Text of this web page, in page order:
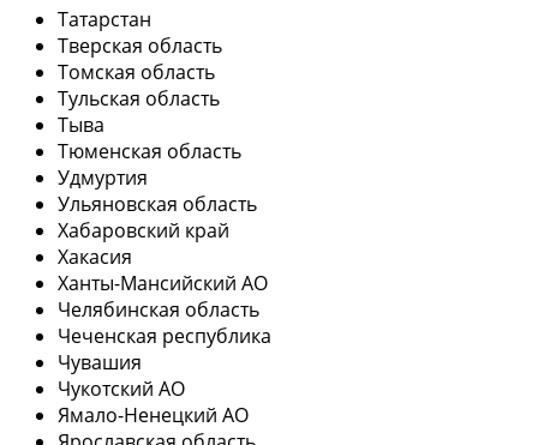
Татарстан
Тверская область
Томская область
Тульская область
Тыва
Тюменская область
Удмуртия
Ульяновская область
Хабаровский край
Хакасия
Ханты-Мансийский АО
Челябинская область
Чеченская республика
Чувашия
Чукотский АО
Ямало-Ненецкий АО